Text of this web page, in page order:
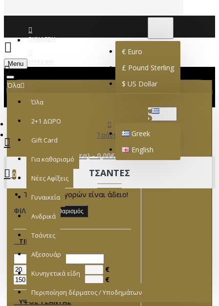
ΣΎΝΔΕΣΗ
€ Euro
£ Pound Sterling
$ US Dollar
Greek
English
Menu
0 προϊόν(τα) - 0,00€
0
Το καλάθι αγορών είναι άδειο!
Όλα
Όλα
2+1 ΔΩΡΟ
Gift Card
Για καθαρισμό
Νέες Αφίξεις
Γυναικεία
Ανδρικά
Τσάντες
Αξεσουάρ
Κυνηγετικά είδη
Περιποίηση δέρματος / Υποδημάτων
Τσάντες
ΤΣΆΝΤΕΣ
ΦΊΛΤΡΑ Καθαρισμός
ΤΙΜΉ
€
€
ΥΨΟΣ ΤΣΆΝΤΑΣ